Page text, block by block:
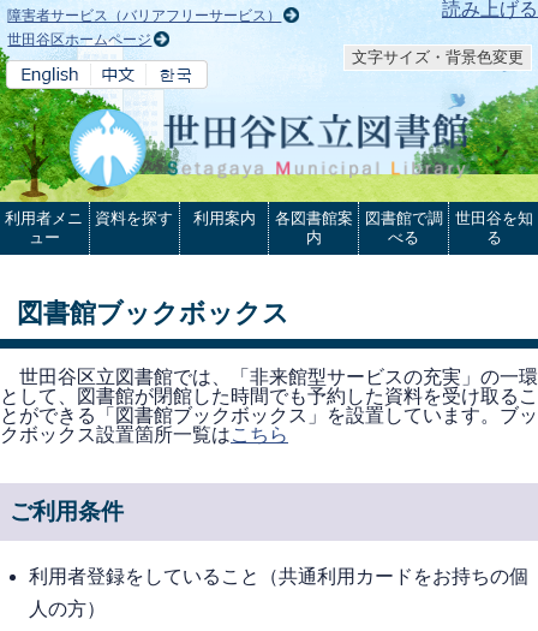
本文へ 読み上げる
障害者サービス（バリアフリーサービス）
世田谷区ホームページ
文字サイズ・背景色変更
利用者メニ
ュー
資料を探す 利用案内
各図書館案
内
図書館で調
べる
世田谷を知
る
図書館ブックボックス
世田谷区立図書館では、「非来館型サービスの充実」の一環
として、図書館が閉館した時間でも予約した資料を受け取るこ
とができる「図書館ブックボックス」を設置しています。ブッ
クボックス設置箇所一覧はこちら
ご利用条件
利用者登録をしていること（共通利用カードをお持ちの個
人の方）